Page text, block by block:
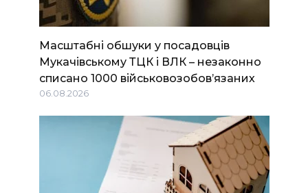
Масштабні обшуки у посадовців
Мукачівському ТЦК і ВЛК – незаконно
списано 1000 військовозобов’язаних
06.08.2026